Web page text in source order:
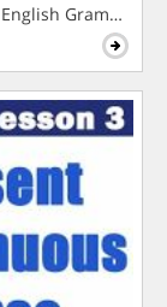
Grammar